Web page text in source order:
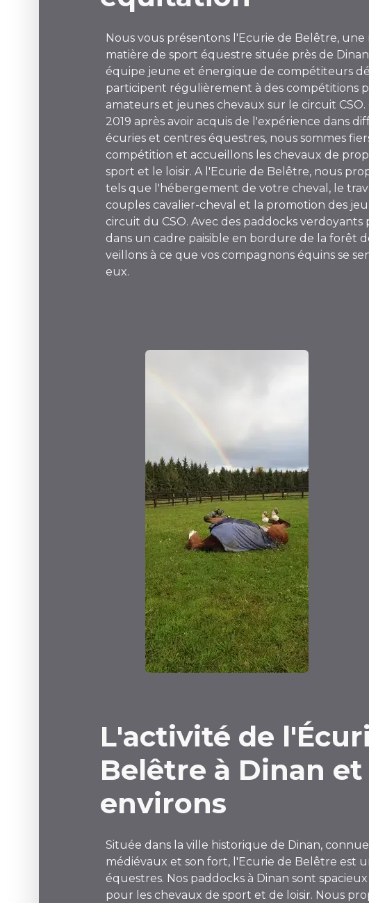
Nous vous présentons l'Ecurie de Belêtre,
matière de sport équestre située près de
équipe jeune et énergique de compétiteurs
participent régulièrement à des compétitions
amateurs et jeunes chevaux sur le circuit
2019 après avoir acquis de l'expérience dans
écuries et centres équestres, nous sommes
compétition et accueillons les chevaux de
sport et le loisir. A l'Ecurie de Belêtre, nous
tels que l'hébergement de votre cheval, le
couples cavalier-cheval et la promotion des
circuit du CSO. Avec des paddocks verdoyants
dans un cadre paisible en bordure de la forêt
veillons à ce que vos compagnons équins se
eux.
L'activité de
Belêtre à Dinan et
environs
Située dans la ville historique de Dinan,
médiévaux et son fort, l'Ecurie de Belêtre est
équestres. Nos paddocks à Dinan sont
pour les chevaux de sport et de loisir. Nous